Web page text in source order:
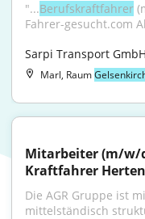
"...Berufskraftfahrer
Fahrer-gesucht.com
Sarpi Transport GmbH
Marl, Raum
Mitarbeiter (m/w/
Kraftfahrer Herten
Die AGR Gruppe ist
mittelständisch